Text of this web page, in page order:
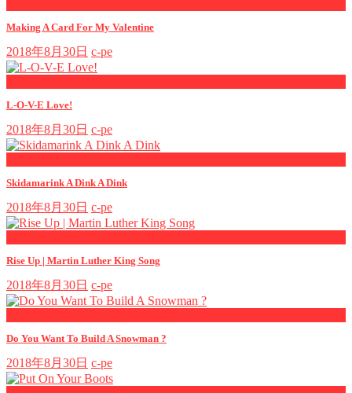
Making A Card For My Valentine
2018年8月30日 c-pe
L-O-V-E Love!
2018年8月30日 c-pe
Skidamarink A Dink A Dink
2018年8月30日 c-pe
Rise Up | Martin Luther King Song
2018年8月30日 c-pe
Do You Want To Build A Snowman ?
2018年8月30日 c-pe